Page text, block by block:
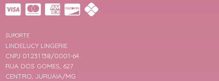
SUPORTE
LINDELUCY LINGERIE
CNPJ 01.231.138/0001-64
RUA DOS GOMES, 627
CENTRO, JURUAIA/MG